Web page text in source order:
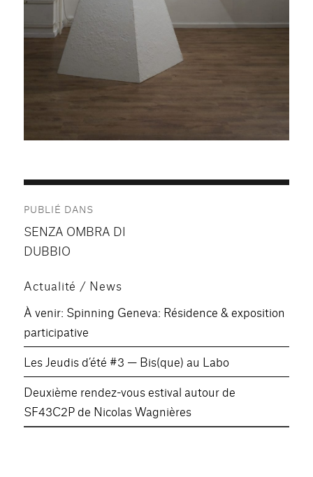
de
l’article
PUBLIÉ DANS
SENZA OMBRA DI
DUBBIO
Actualité / News
À venir: Spinning Geneva: Résidence & exposition
participative
Les Jeudis d’été #3 — Bis(que) au Labo
Deuxième rendez-vous estival autour de
SF43C2P de Nicolas Wagnières